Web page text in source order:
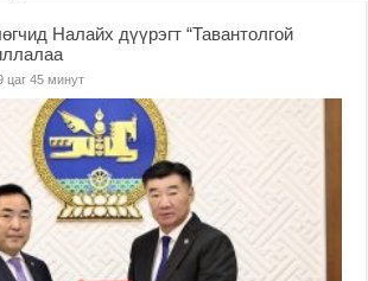
Налайх дүүрэгт “Тавантолгой
цаг 45 минут